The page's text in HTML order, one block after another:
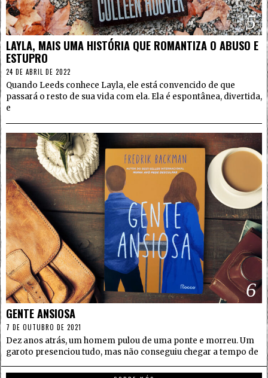
5
LAYLA, MAIS UMA HISTÓRIA QUE ROMANTIZA O ABUSO E
ESTUPRO
24 DE ABRIL DE 2022
Quando Leeds conhece Layla, ele está convencido de que
passará o resto de sua vida com ela. Ela é espontânea, divertida,
e
6
GENTE ANSIOSA
7 DE OUTUBRO DE 2021
Dez anos atrás, um homem pulou de uma ponte e morreu. Um
garoto presenciou tudo, mas não conseguiu chegar a tempo de